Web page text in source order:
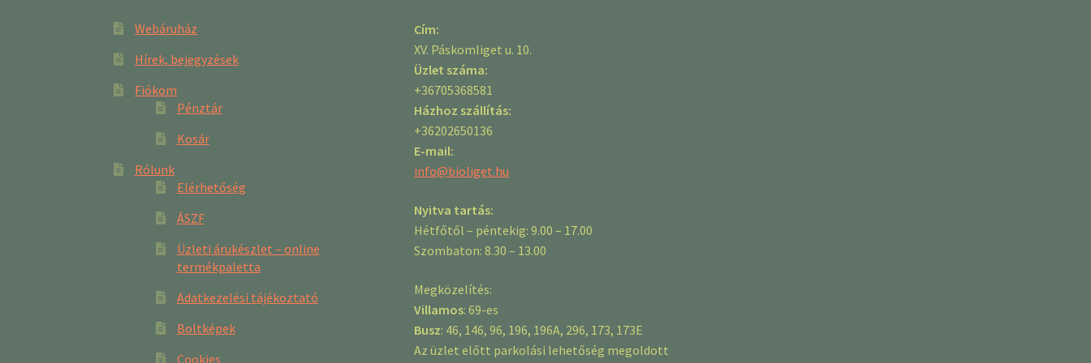
Webáruház
Hírek, bejegyzések
Fiókom
Pénztár
Kosár
Rólunk
Elérhetőség
ÁSZF
Üzleti árukészlet – online
termékpaletta
Adatkezelési tájékoztató
Boltképek
Cookies
Cím:
XV. Páskomliget u. 10.
Üzlet száma:
+36705368581
Házhoz szállítás:
+36202650136
E-mail:
info@bioliget.hu
Nyitva tartás:
Hétfőtől – péntekig: 9.00 – 17.00
Szombaton: 8.30 – 13.00
Megközelítés:
Villamos: 69-es
Busz: 46, 146, 96, 196, 196A, 296, 173, 173E
Az üzlet előtt parkolási lehetőség megoldott